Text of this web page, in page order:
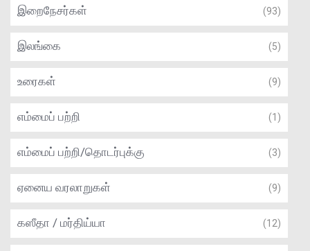
இறைநேசர்கள் (93)
இலங்கை (5)
உரைகள் (9)
எம்மைப் பற்றி (1)
எம்மைப் பற்றி/தொடர்புக்கு (3)
ஏனைய வரலாறுகள் (9)
கஸீதா / மர்திய்யா (12)